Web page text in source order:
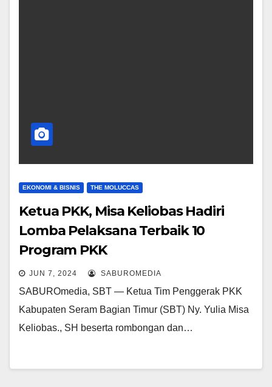
EKONOMI & BISNIS THE MOLUCCAS
Ketua PKK, Misa Keliobas Hadiri
Lomba Pelaksana Terbaik 10
Program PKK
JUN 7, 2024 SABUROMEDIA
SABUROmedia, SBT — Ketua Tim Penggerak PKK
Kabupaten Seram Bagian Timur (SBT) Ny. Yulia Misa
Keliobas., SH beserta rombongan dan…